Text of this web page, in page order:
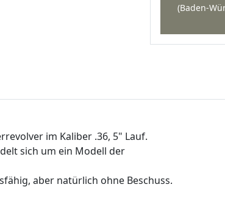
(Baden-
im Kaliber .36, 5" Lauf.
sich um ein Modell der
aber natürlich ohne Beschuss.